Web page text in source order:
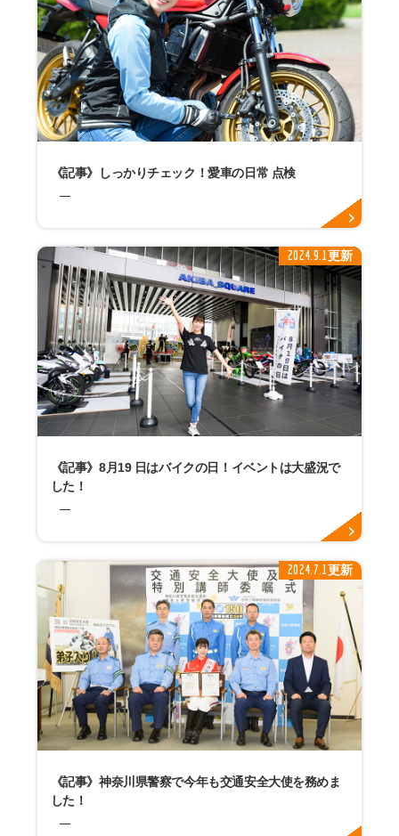
《記事》しっかりチェック！愛車の日常 点検
2024.9.1更新
《記事》8月19 日はバイクの日！イベントは大盛況で
した！
2024.7.1更新
《記事》神奈川県警察で今年も交通安全大使を務めま
した！